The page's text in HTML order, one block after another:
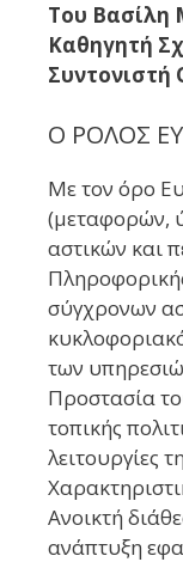
Του Βασίλη
Καθηγητή
Συντονιστή
Ο ΡΟΛΟΣ
Με τον όρο
(μεταφορών,
αστικών και
σύγχρονων
των
Προστασία
τοπικής
λειτουργίες
Ανοικτή
ανάπτυξη